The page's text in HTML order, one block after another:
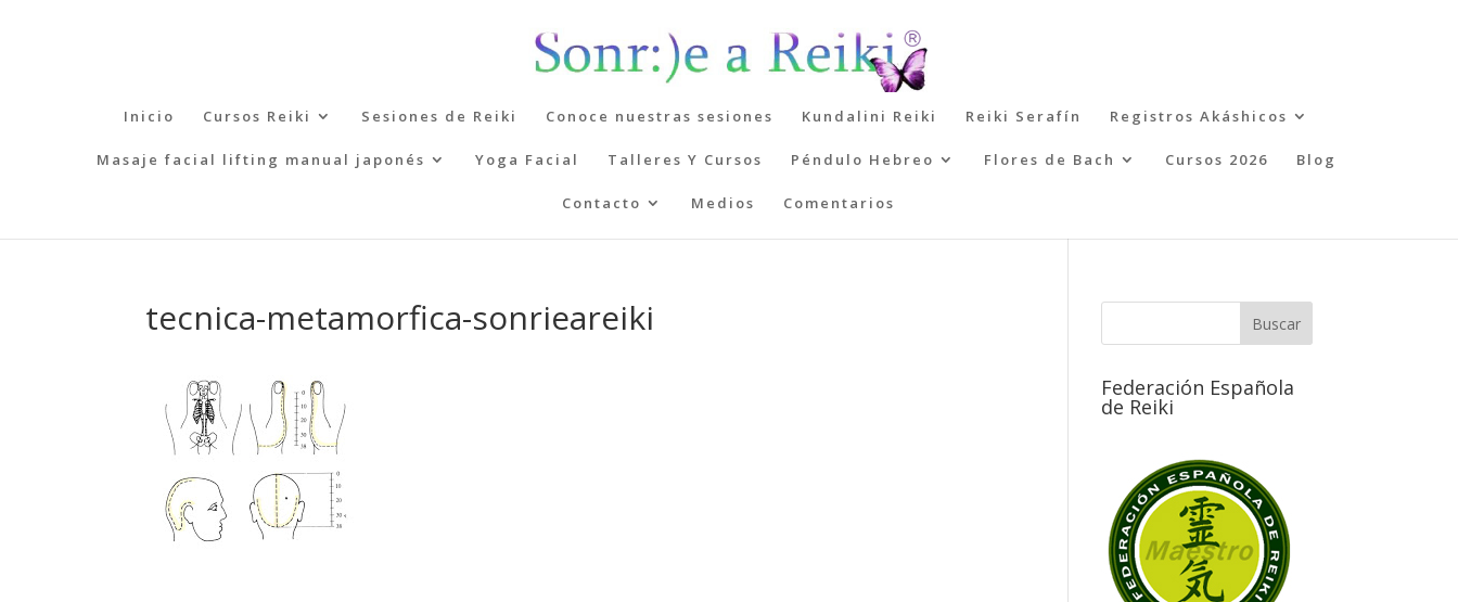
Inicio Cursos Reiki Sesiones de Reiki Conoce nuestras sesiones Kundalini Reiki Reiki Serafín Registros Akáshicos
Masaje facial lifting manual japonés Yoga Facial Talleres Y Cursos Péndulo Hebreo Flores de Bach Cursos 2026 Blog
Contacto Medios Comentarios
tecnica-metamorfica-sonrieareiki
Federación Española
de Reiki